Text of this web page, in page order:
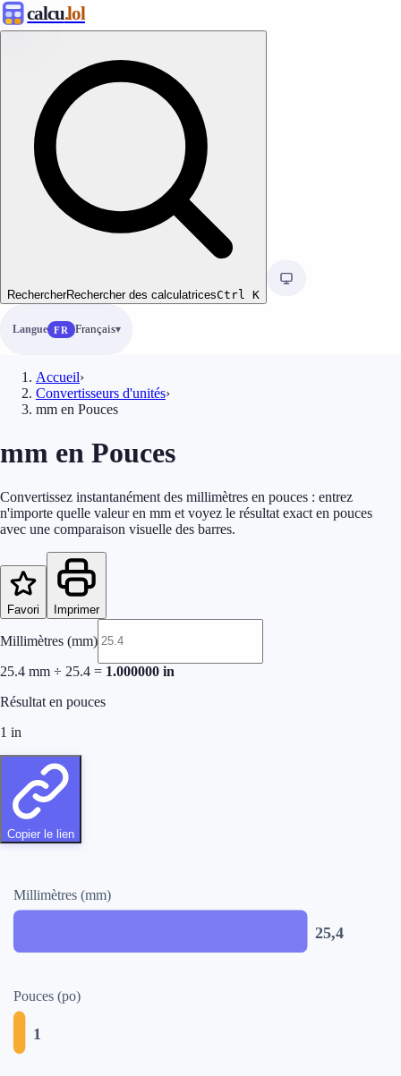
calcu.lol
RechercherRechercher des calculatricesCtrl K
Langue FR Français
Accueil›
Convertisseurs d'unités›
mm en Pouces
mm en Pouces
Convertissez instantanément des millimètres en pouces : entrez
n'importe quelle valeur en mm et voyez le résultat exact en pouces
avec une comparaison visuelle des barres.
Favori Imprimer
Millimètres (mm)
25.4 mm ÷ 25.4 = 1.000000 in
Résultat en pouces
1 in
Copier le lien
Millimètres (mm)
25,4
Pouces (po)
1